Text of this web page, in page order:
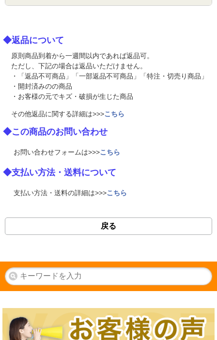
◆返品について
原則商品到着から一週間以内であれば返品可。
ただし、下記の場合は返品いただけません。
・「返品不可商品」「一部返品不可商品」「特注・切売り商品」
・開封済みのの商品
・お客様の元でキズ・破損が生じた商品
その他返品に関する詳細は>>>こちら
◆この商品のお問い合わせ
お問い合わせフォームは>>>こちら
◆支払い方法・送料について
支払い方法・送料の詳細は>>>こちら
戻る